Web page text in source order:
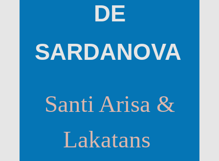
DE
SARDANOVA
Santi Arisa &
Lakatans